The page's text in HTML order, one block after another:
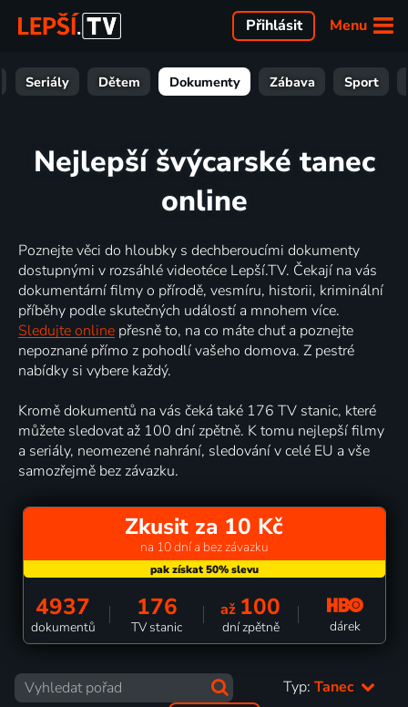
Menu
Přihlásit
Seriály Dětem Dokumenty Zábava Sport
Nejlepší švýcarské tanec
online
Poznejte věci do hloubky s dechberoucími dokumenty
dostupnými v rozsáhlé videotéce Lepší.TV. Čekají na vás
dokumentární filmy o přírodě, vesmíru, historii, kriminální
příběhy podle skutečných událostí a mnohem více.
Sledujte online přesně to, na co máte chuť a poznejte
nepoznané přímo z pohodlí vašeho domova. Z pestré
nabídky si vybere každý.
Kromě dokumentů na vás čeká také 176 TV stanic, které
můžete sledovat až 100 dní zpětně. K tomu nejlepší filmy
a seriály, neomezené nahrání, sledování v celé EU a vše
samozřejmě bez závazku.
Zkusit za 10 Kč
na 10 dní a bez závazku
4937
dokumentů
176
TV stanic
až 100
dní zpětně dárek
Typ: Tanec